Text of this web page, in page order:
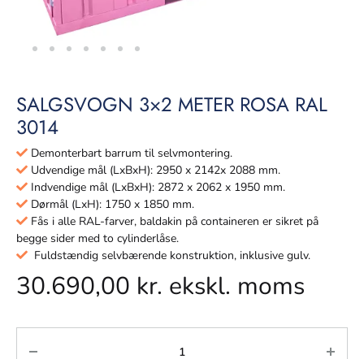
SALGSVOGN 3×2 METER ROSA RAL
3014
Demonterbart barrum til selvmontering.
Udvendige mål (LxBxH): 2950 x 2142x 2088 mm.
Indvendige mål (LxBxH): 2872 x 2062 x 1950 mm.
Dørmål (LxH): 1750 x 1850 mm.
Fås i alle RAL-farver, baldakin på containeren er sikret på
begge sider med to cylinderlåse.
Fuldstændig selvbærende konstruktion, inklusive gulv.
30.690,00 kr. ekskl. moms